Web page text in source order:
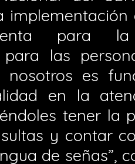
para
para las
nosotros es
en la
tener la
y contar
de señas”,